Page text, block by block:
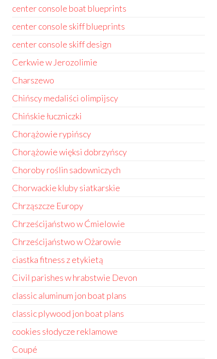
center console boat blueprints
center console skiff blueprints
center console skiff design
Cerkwie w Jerozolimie
Charszewo
Chińscy medaliści olimpijscy
Chińskie łuczniczki
Chorążowie rypińscy
Chorążowie więksi dobrzyńscy
Choroby roślin sadowniczych
Chorwackie kluby siatkarskie
Chrząszcze Europy
Chrześcijaństwo w Ćmielowie
Chrześcijaństwo w Ożarowie
ciastka fitness z etykietą
Civil parishes w hrabstwie Devon
classic aluminum jon boat plans
classic plywood jon boat plans
cookies słodycze reklamowe
Coupé